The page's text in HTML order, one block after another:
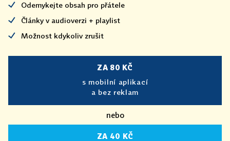
Odemykejte obsah pro přátele
Články v audioverzi + playlist
Možnost kdykoliv zrušit
ZA 80 KČ
s mobilní aplikací
a bez reklam
nebo
ZA 40 KČ